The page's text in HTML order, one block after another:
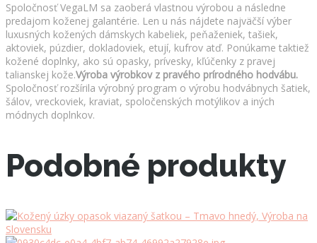
Spoločnosť VegaLM sa zaoberá vlastnou výrobou a následne
predajom koženej galantérie. Len u nás nájdete najväčší výber
luxusných kožených dámskych kabeliek, peňaženiek, tašiek,
aktoviek, púzdier, dokladoviek, etují, kufrov atď. Ponúkame taktiež
kožené doplnky, ako sú opasky, prívesky, kľúčenky z pravej
talianskej kože.Výroba výrobkov z pravého prírodného hodvábu.
Spoločnosť rozšírila výrobný program o výrobu hodvábnych šatiek,
šálov, vreckoviek, kraviat, spoločenských motýlikov a iných
módnych doplnkov.
Podobné produkty